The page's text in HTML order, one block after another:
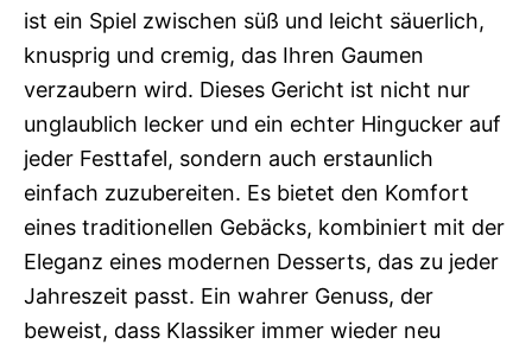
ist ein Spiel zwischen süß und leicht säuerlich,
knusprig und cremig, das Ihren Gaumen
verzaubern wird. Dieses Gericht ist nicht nur
unglaublich lecker und ein echter Hingucker auf
jeder Festtafel, sondern auch erstaunlich
einfach zuzubereiten. Es bietet den Komfort
eines traditionellen Gebäcks, kombiniert mit der
Eleganz eines modernen Desserts, das zu jeder
Jahreszeit passt. Ein wahrer Genuss, der
beweist, dass Klassiker immer wieder neu